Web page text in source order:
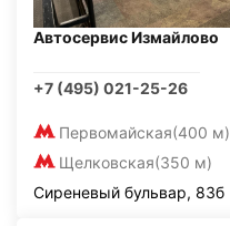
Автосервис Измайлово
+7 (495) 021-25-26
Первомайская(400 м)
Щелковская(350 м)
Сиреневый бульвар, 83б